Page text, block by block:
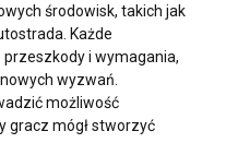
środowisk, takich jak
Każde
przeszkody i wymagania,
wyzwań.
możliwość
gracz mógł stworzyć